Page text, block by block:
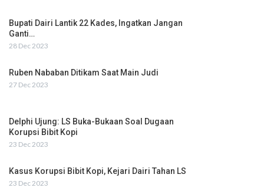
Bupati Dairi Lantik 22 Kades, Ingatkan Jangan
Ganti…
28 Dec 2023
Ruben Nababan Ditikam Saat Main Judi
27 Dec 2023
Delphi Ujung: LS Buka-Bukaan Soal Dugaan
Korupsi Bibit Kopi
23 Dec 2023
Kasus Korupsi Bibit Kopi, Kejari Dairi Tahan LS
23 Dec 2023